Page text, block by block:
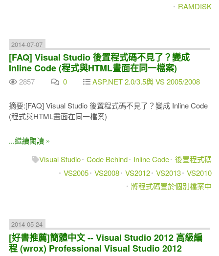
RAMDISK
2014-07-07
[FAQ] Visual Studio 後置程式碼不見了？變成
Inline Code (程式與HTML畫面在同一檔案)
2857 0 ASP.NET 2.0/3.5與 VS 2005/2008
摘要:[FAQ] Visual Studio 後置程式碼不見了？變成 Inline Code
(程式與HTML畫面在同一檔案)
...繼續閱讀 »
Visual Studio Code Behind Inline Code 後置程式碼
VS2005 VS2008 VS2012 VS2013 VS2010
將程式碼置於個別檔案中
2014-05-24
[好書推薦]簡體中文 -- Visual Studio 2012 高級編
程 (wrox) Professional Visual Studio 2012